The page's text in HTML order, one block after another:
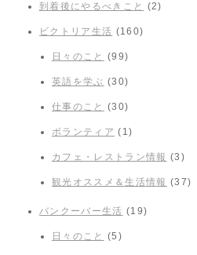
到着後にやるべきこと (2)
ビクトリア生活 (160)
日々のこと (99)
英語を学ぶ (30)
仕事のこと (30)
ボランティア (1)
カフェ・レストラン情報 (3)
観光オススメ＆生活情報 (37)
バンクーバー生活 (19)
日々のこと (5)